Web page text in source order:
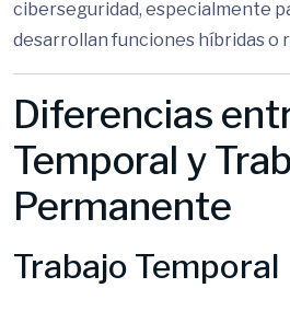
ciberseguridad, especialmente
desarrollan funciones híbridas o
Diferencias
Temporal y
Permanente
Trabajo Temporal